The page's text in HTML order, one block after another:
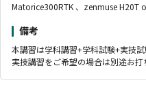
Matorice300RTK 、zenmuse H20T
備考
本講習は学科講習+学科試験+実技試
実技講習をご希望の場合は別途お打